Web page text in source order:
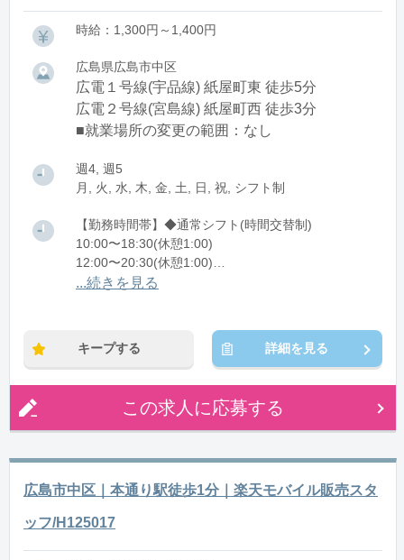
時給：1,300円～1,400円
広島県広島市中区
広電１号線(宇品線) 紙屋町東 徒歩5分
広電２号線(宮島線) 紙屋町西 徒歩3分
■就業場所の変更の範囲：なし
週4, 週5
月, 火, 水, 木, 金, 土, 日, 祝, シフト制
【勤務時間帯】◆通常シフト(時間交替制)
10:00〜18:30(休憩1:00)
12:00〜20:30(休憩1:00)
...続きを見る
キープする 詳細を見る
この求人に応募する
広島市中区｜本通り駅徒歩1分｜楽天モバイル販売スタ
ッフ/H125017